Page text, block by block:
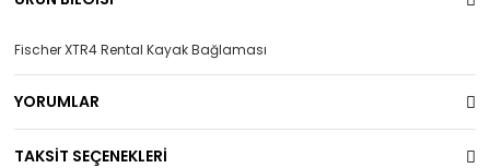
Fischer XTR4 Rental Kayak Bağlaması
YORUMLAR
TAKSİT SEÇENEKLERİ